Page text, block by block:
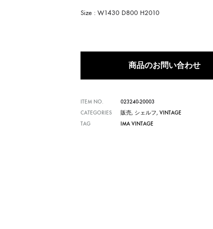
Size : W1430 D800 H2010
商品のお問い合わせ
ITEM NO.
023240-20003
CATEGORIES
販売, シェルフ,VINTAGE
TAG
IMA VINTAGE